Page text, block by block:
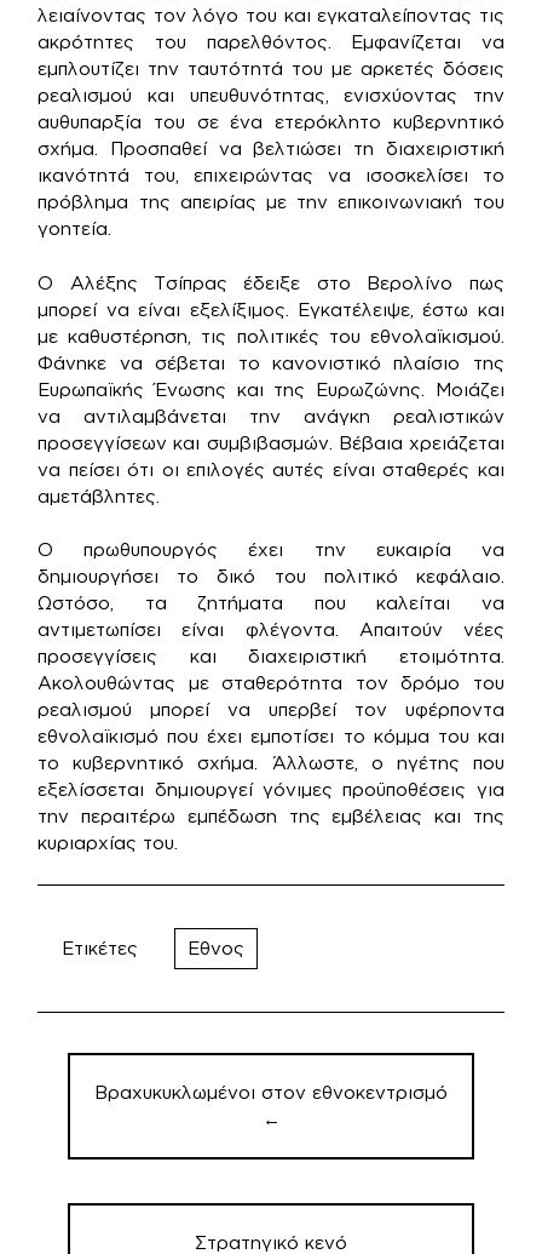
λειαίνοντας τον λόγο του και εγκαταλείποντας τις
ακρότητες του παρελθόντος. Εμφανίζεται να
εμπλουτίζει την ταυτότητά του με αρκετές δόσεις
ρεαλισμού και υπευθυνότητας, ενισχύοντας την
αυθυπαρξία του σε ένα ετερόκλητο κυβερνητικό
σχήμα. Προσπαθεί να βελτιώσει τη διαχειριστική
ικανότητά του, επιχειρώντας να ισοσκελίσει το
πρόβλημα της απειρίας με την επικοινωνιακή του
γοητεία.
Ο Αλέξης Τσίπρας έδειξε στο Βερολίνο πως
μπορεί να είναι εξελίξιμος. Εγκατέλειψε, έστω και
με καθυστέρηση, τις πολιτικές του εθνολαϊκισμού.
Φάνηκε να σέβεται το κανονιστικό πλαίσιο της
Ευρωπαϊκής Ένωσης και της Ευρωζώνης. Μοιάζει
να αντιλαμβάνεται την ανάγκη ρεαλιστικών
προσεγγίσεων και συμβιβασμών. Βέβαια χρειάζεται
να πείσει ότι οι επιλογές αυτές είναι σταθερές και
αμετάβλητες.
Ο πρωθυπουργός έχει την ευκαιρία να
δημιουργήσει το δικό του πολιτικό κεφάλαιο.
Ωστόσο, τα ζητήματα που καλείται να
αντιμετωπίσει είναι φλέγοντα. Απαιτούν νέες
προσεγγίσεις και διαχειριστική ετοιμότητα.
Ακολουθώντας με σταθερότητα τον δρόμο του
ρεαλισμού μπορεί να υπερβεί τον υφέρποντα
εθνολαϊκισμό που έχει εμποτίσει το κόμμα του και
το κυβερνητικό σχήμα. Άλλωστε, ο ηγέτης που
εξελίσσεται δημιουργεί γόνιμες προϋποθέσεις για
την περαιτέρω εμπέδωση της εμβέλειας και της
κυριαρχίας του.
Ετικέτες Εθνος
Πλοήγηση
άρθρων
Βραχυκυκλωμένοι στον εθνοκεντρισμό
←
Στρατηγικό κενό